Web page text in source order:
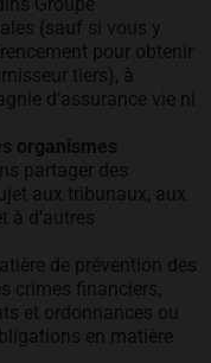
(sauf si vous y
pour obtenir
tiers), à
d’assurance vie ni
organismes
partager des
aux tribunaux, aux
à d’autres
de prévention des
crimes financiers,
et ordonnances ou
en matière